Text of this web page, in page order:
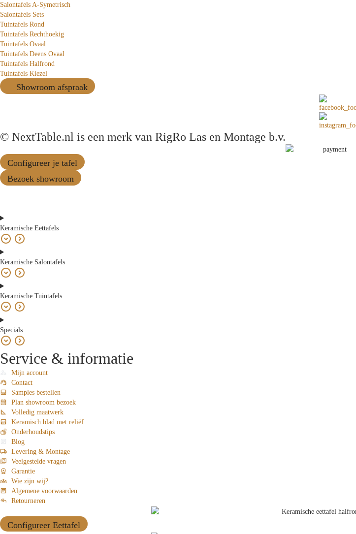
Salontafels A-Symetrisch
Salontafels Sets
Tuintafels Rond
Tuintafels Rechthoekig
Tuintafels Ovaal
Tuintafels Deens Ovaal
Tuintafels Halfrond
Tuintafels Kiezel
Showroom afspraak
© NextTable.nl is een merk van RigRo Las en Montage b.v.
Configureer je tafel
Bezoek showroom
Keramische Eettafels
Keramische Salontafels
Keramische Tuintafels
Specials
Service & informatie
Mijn account
Contact
Samples bestellen
Plan showroom bezoek
Volledig maatwerk
Keramisch blad met reliëf
Onderhoudstips
Blog
Levering & Montage
Veelgestelde vragen
Garantie
Wie zijn wij?
Algemene voorwaarden
Retourneren
Configureer Eettafel